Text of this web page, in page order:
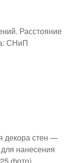
Расстояние
СНиП
декора стен —
нанесения
фото)